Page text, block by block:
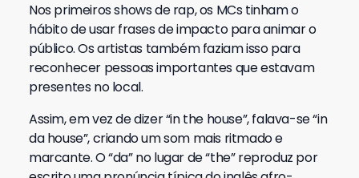
Nos primeiros shows de rap, os MCs tinham o
hábito de usar frases de impacto para animar o
público. Os artistas também faziam isso para
reconhecer pessoas importantes que estavam
presentes no local.
Assim, em vez de dizer “in the house”, falava-se “in
da house”, criando um som mais ritmado e
marcante. O “da” no lugar de “the” reproduz por